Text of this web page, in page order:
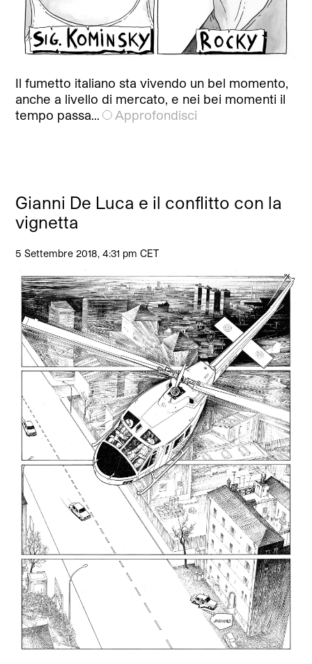
Il fumetto italiano sta vivendo un bel momento,
anche a livello di mercato, e nei bei momenti il
tempo passa…
Approfondisci
Gianni De Luca e il conflitto con la
vignetta
5 Settembre 2018, 4:31 pm CET